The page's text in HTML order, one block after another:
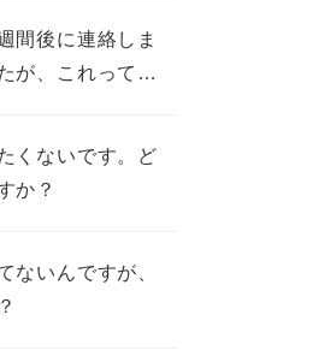
間後に連絡しま
が、これって不
くないです。ど
か？
ないんですが、